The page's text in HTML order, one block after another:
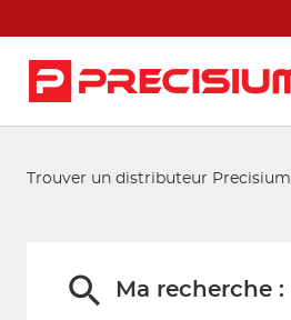
Trouver un distributeur Precisium
Ma recherche :